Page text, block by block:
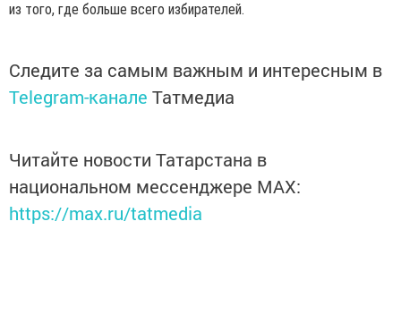
из того, где больше всего избирателей.
Следите за самым важным и интересным в
Telegram-канале Татмедиа
Читайте новости Татарстана в
национальном мессенджере MАХ:
https://max.ru/tatmedia